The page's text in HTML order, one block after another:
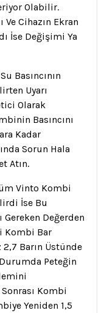
Olabilir.
Cihazın Ekran
İse Değişimi Ya
Basıncının
Uyarı
Olarak
Basıncını
Kadar
Sorun Hala
Atın.
Vinto Kombi
İse Bu
Gereken Değerden
Kombi Bar
Barın Üstünde
Peteğin
Kombi
Yeniden 1,5